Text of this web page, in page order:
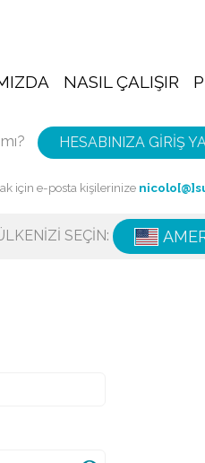
NASIL ÇALIŞIR
HESABINIZA GIRIŞ
için e-posta kişilerinize
SEÇIN: